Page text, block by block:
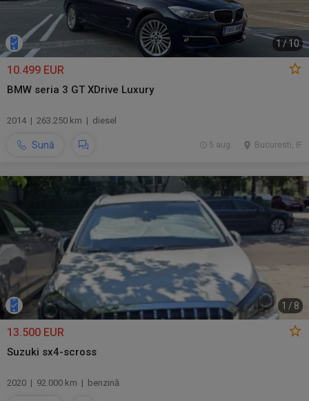
1 / 10
10.499 EUR
BMW seria 3 GT XDrive Luxury
2014 | 263.250 km | diesel
Sună Bucuresti, IF
5 aug.
1 / 8
13.500 EUR
Suzuki sx4-scross
2020 | 92.000 km | benzină